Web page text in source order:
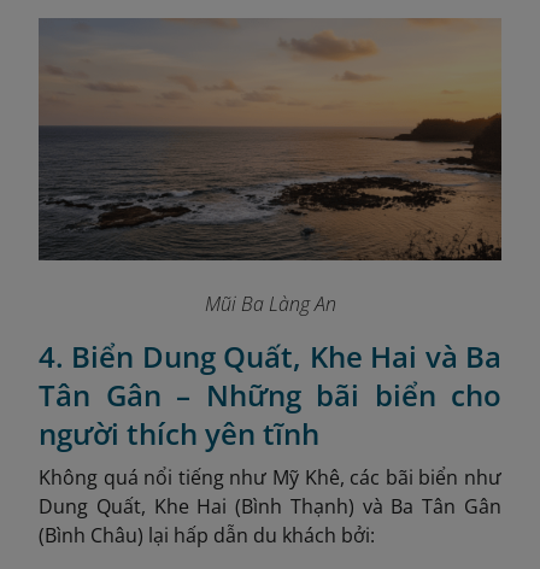
Mũi Ba Làng An
4. Biển Dung Quất, Khe Hai và Ba
Tân Gân – Những bãi biển cho
người thích yên tĩnh
Không quá nổi tiếng như Mỹ Khê, các bãi biển như
Dung Quất, Khe Hai (Bình Thạnh) và Ba Tân Gân
(Bình Châu) lại hấp dẫn du khách bởi: